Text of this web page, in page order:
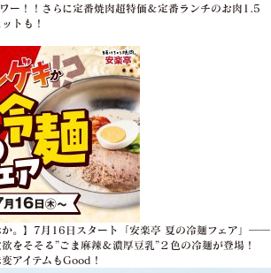
ー！！さらに定番焼肉超特価＆定番ランチのお肉1.5
トも！
か。】7月16日スタート「安楽亭 夏の冷麺フェア」――
をそそる”ごま麻辣＆濃厚豆乳”２色の冷麺が登場！
アイテムもGood！